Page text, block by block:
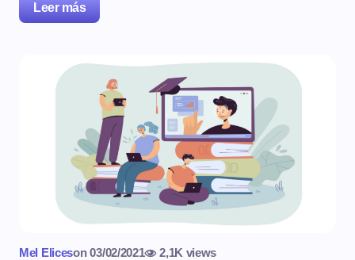
Leer más
Mel Eliceson 03/02/2021 2,1K views